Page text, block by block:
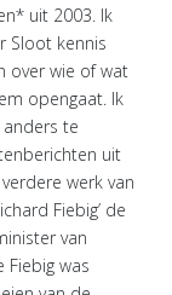
uit 2003. Ik
Sloot kennis
over wie of wat
opengaat. Ik
te
uit
werk van
Fiebig’ de
van
Fiebig was